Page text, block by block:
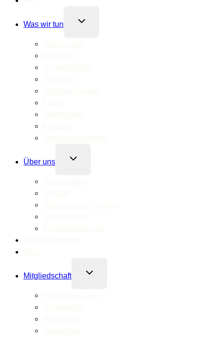
Was wir tun
Untermenü
Über uns
Untermenü
Mitgliedschaft
Untermenü